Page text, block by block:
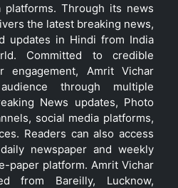
platforms. Through its news
the latest breaking news,
updates in Hindi from India
Committed to credible
engagement, Amrit Vichar
through multiple
News updates, Photo
social media platforms,
Readers can also access
newspaper and weekly
paper platform. Amrit Vichar
from Bareilly, Lucknow,